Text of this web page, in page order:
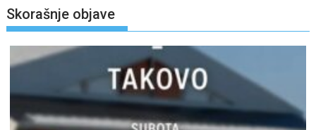
Skorašnje objave